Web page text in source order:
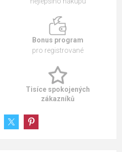
Bonus program
pro registrované
Tisíce spokojených
zákazníků